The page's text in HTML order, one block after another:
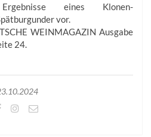
eines Klonen-
vor.
WEINMAGAZIN Ausgabe
24.